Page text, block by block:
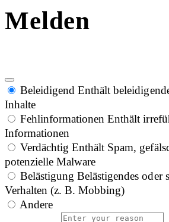
Melden
Beleidigend Enthält
Inhalte
Fehlinformationen Enthält
Informationen
Verdächtig Enthält Spam,
potenzielle Malware
Belästigung Belästigendes oder
Verhalten (z. B. Mobbing)
Andere